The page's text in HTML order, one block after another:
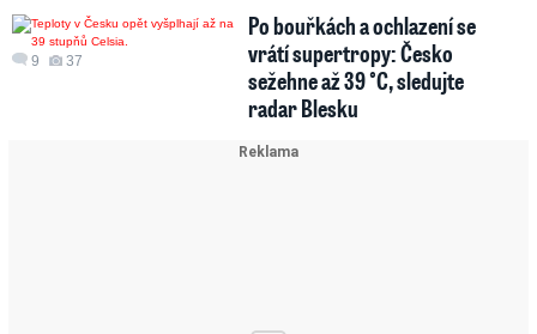
9 37
Po bouřkách a ochlazení se
vrátí supertropy: Česko
sežehne až 39 °C, sledujte
radar Blesku